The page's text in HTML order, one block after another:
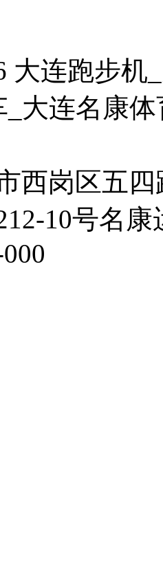
大连跑步机
_大连名康
西岗区五
10号名康